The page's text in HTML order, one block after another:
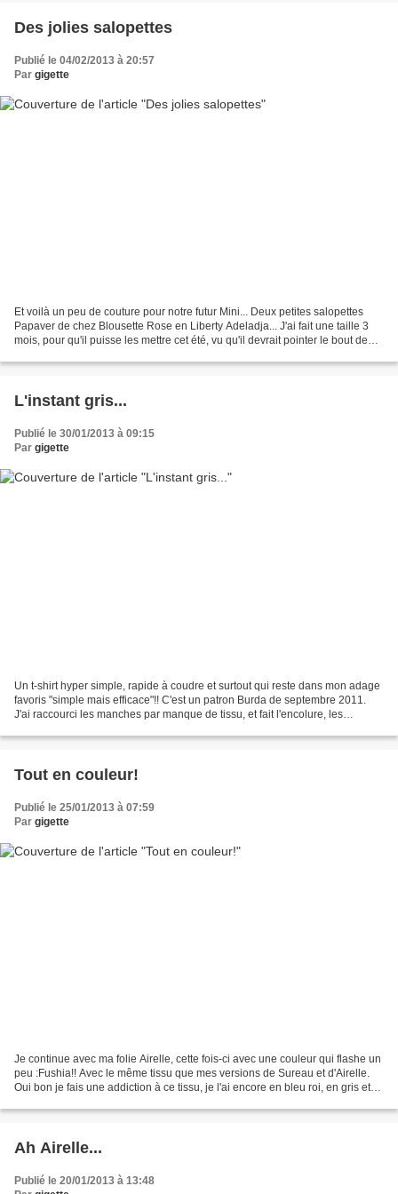
Des jolies salopettes
Publié le 04/02/2013 à 20:57
Par gigette
Et voilà un peu de couture pour notre futur Mini... Deux petites salopettes
Papaver de chez Blousette Rose en Liberty Adeladja... J'ai fait une taille 3
mois, pour qu'il puisse les mettre cet été, vu qu'il devrait pointer le bout de
L'instant gris...
Publié le 30/01/2013 à 09:15
Par gigette
Un t-shirt hyper simple, rapide à coudre et surtout qui reste dans mon adage
favoris "simple mais efficace"!! C'est un patron Burda de septembre 2011.
J'ai raccourci les manches par manque de tissu, et fait l'encolure, les
Tout en couleur!
Publié le 25/01/2013 à 07:59
Par gigette
Je continue avec ma folie Airelle, cette fois-ci avec une couleur qui flashe un
peu :Fushia!! Avec le même tissu que mes versions de Sureau et d'Airelle.
Oui bon je fais une addiction à ce tissu, je l'ai encore en bleu roi, en gris et
Ah Airelle...
Publié le 20/01/2013 à 13:48